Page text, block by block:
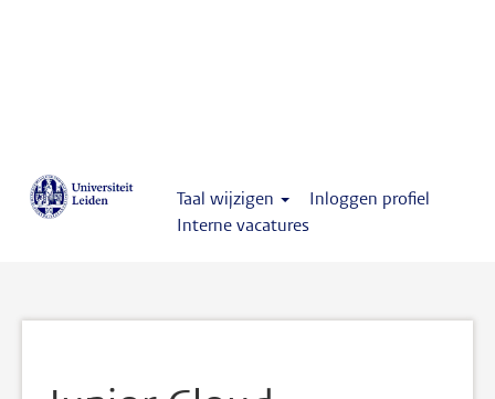
Taal wijzigen
Inloggen profiel
Interne vacatures